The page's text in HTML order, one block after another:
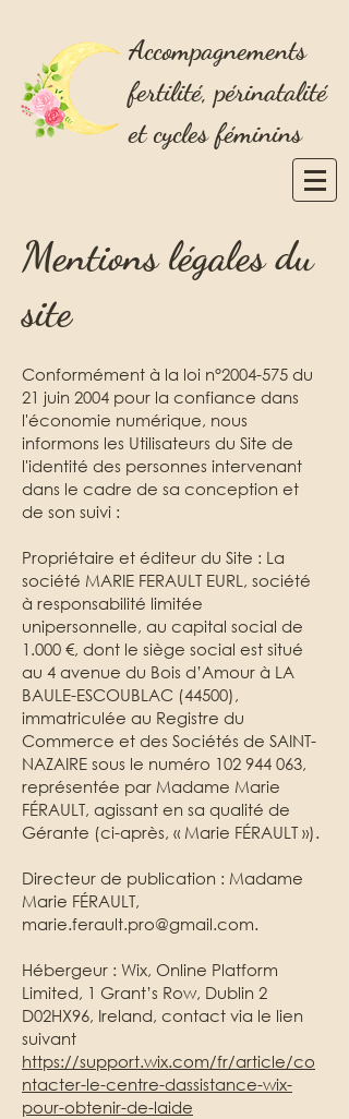
Accompagnements
fertilité, périnatalité
et cycles féminins
Mentions légales du
site
Conformément à la loi n°2004-575 du
21 juin 2004 pour la confiance dans
l'économie numérique, nous
informons les Utilisateurs du Site de
l'identité des personnes intervenant
dans le cadre de sa conception et
de son suivi :
Propriétaire et éditeur du Site : La
société MARIE FERAULT EURL, société
à responsabilité limitée
unipersonnelle, au capital social de
1.000 €, dont le siège social est situé
au 4 avenue du Bois d’Amour à LA
BAULE-ESCOUBLAC (44500),
immatriculée au Registre du
Commerce et des Sociétés de SAINT-
NAZAIRE sous le numéro 102 944 063,
représentée par Madame Marie
FÉRAULT, agissant en sa qualité de
Gérante (ci-après, « Marie FÉRAULT »).
Directeur de publication : Madame
Marie FÉRAULT,
marie.ferault.pro@gmail.com.
Hébergeur : Wix, Online Platform
Limited, 1 Grant’s Row, Dublin 2
D02HX96, Ireland, contact via le lien
suivant
https://support.wix.com/fr/article/co
ntacter-le-centre-dassistance-wix-
pour-obtenir-de-laide